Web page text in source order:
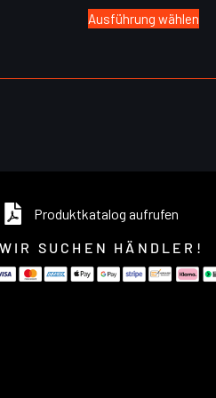
Ausführung wählen
Produktkatalog aufrufen
SUCHEN HÄNDLER!